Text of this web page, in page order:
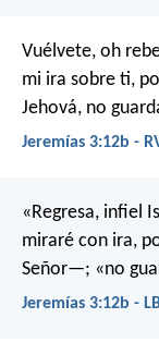
Vuélvete, oh
mi ira sobre ti,
Jehová, no
Jeremías 3:12b -
«Regresa, infiel
miraré con ira,
Señor—; «no
Jeremías 3:12b -